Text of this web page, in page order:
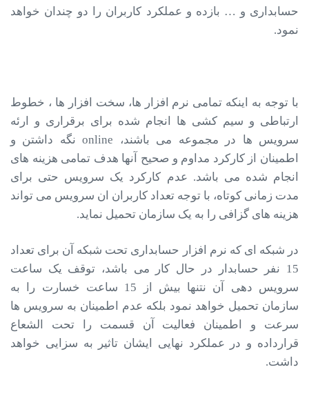
حسابداری و … بازده و عملکرد کاربران را دو چندان خواهد
نمود.
با توجه به اینکه تمامی نرم افزار ها، سخت افزار ها ، خطوط
ارتباطی و سیم کشی ها انجام شده برای برقراری و ارئه
سرویس ها در مجموعه می باشند، online نگه داشتن و
اطمینان از کارکرد مداوم و صحیح آنها هدف تمامی هزینه های
انجام شده می باشد. عدم کارکرد یک سرویس حتی برای
مدت زمانی کوتاه، با توجه تعداد کاربران ان سرویس می تواند
هزینه های گزافی را به یک سازمان تحمیل نماید.
در شبکه ای که نرم افزار حسابداری تحت شبکه آن برای تعداد
15 نفر حسابدار در حال کار می باشد، توقف یک ساعت
سرویس دهی آن نتنها بیش از 15 ساعت خسارت را به
سازمان تحمیل خواهد نمود بلکه عدم اطمینان به سرویس ها
سرعت و اطمینان فعالیت آن قسمت را تحت الشعاع
قرارداده و در عملکرد نهایی ایشان تاثیر به سزایی خواهد
داشت.